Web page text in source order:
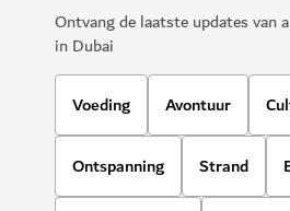
Ontvang de laatste updates van
in Dubai
Voeding Avontuur
Ontspanning Strand